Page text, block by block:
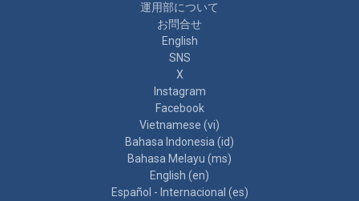
運用部について
お問合せ
English
SNS
X
Instagram
Facebook
Vietnamese ‎(vi)‎
Bahasa Indonesia ‎(id)‎
Bahasa Melayu ‎(ms)‎
English ‎(en)‎
Español - Internacional ‎(es)‎